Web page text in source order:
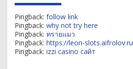
Pingback: follow link
Pingback: why not try here
Pingback: ทรายแมว
Pingback: https://leon-slots.aifrolov.ru
Pingback: izzi casino сайт